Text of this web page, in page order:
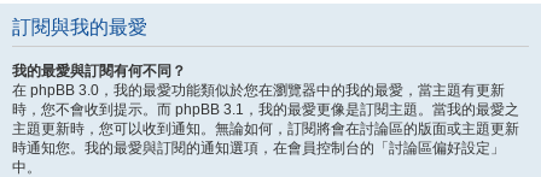
訂閱與我的最愛
我的最愛與訂閱有何不同？
在 phpBB 3.0，我的最愛功能類似於您在瀏覽器中的我的最愛，當主題有更新
時，您不會收到提示。而 phpBB 3.1，我的最愛更像是訂閱主題。當我的最愛之
主題更新時，您可以收到通知。無論如何，訂閱將會在討論區的版面或主題更新
時通知您。我的最愛與訂閱的通知選項，在會員控制台的「討論區偏好設定」
中。